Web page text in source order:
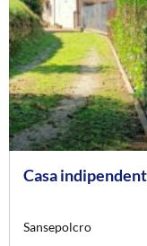
Casa
Sansepolcro